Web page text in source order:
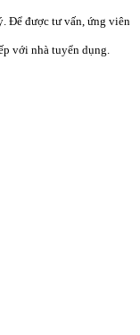
Để được tư vấn, ứng viên
với nhà tuyển dụng.